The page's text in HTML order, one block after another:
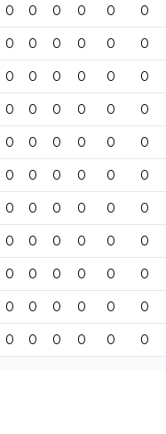
0 0 0 0 0 0
0 0 0 0 0 0
0 0 0 0 0 0
0 0 0 0 0 0
0 0 0 0 0 0
0 0 0 0 0 0
0 0 0 0 0 0
0 0 0 0 0 0
0 0 0 0 0 0
0 0 0 0 0 0
0 0 0 0 0 0